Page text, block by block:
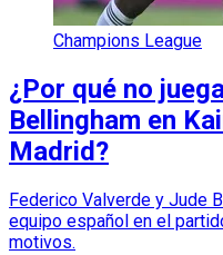
Champions League
¿Por qué no
Bellingham en
Madrid?
Federico Valverde y Jude
equipo español en el
motivos.